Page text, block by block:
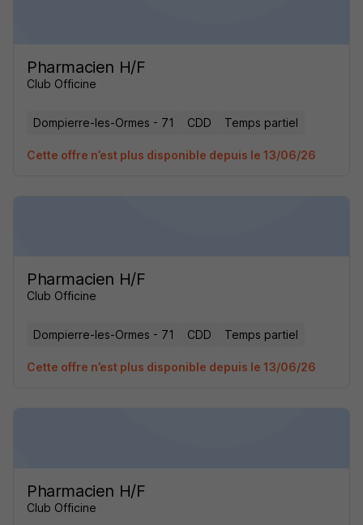
Pharmacien H/F
Club Officine
Dompierre-les-Ormes - 71 CDD Temps partiel
Cette offre n’est plus disponible depuis le 13/06/26
Pharmacien H/F
Club Officine
Dompierre-les-Ormes - 71 CDD Temps partiel
Cette offre n’est plus disponible depuis le 13/06/26
Pharmacien H/F
Club Officine